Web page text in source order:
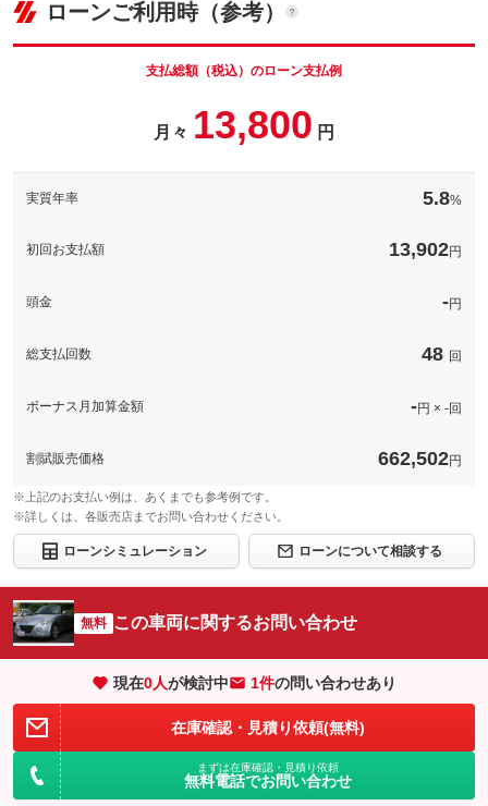
パック内容
す。※人気の数字等は、抽選になることがございます。ご了承く
パック内容
車両本体価ローンご利用時（参考）
支払総額（税込）のローン支払例
月々 13,800 円
実質年率 5.8%
初回お支払額 13,902円
頭金 -円
総支払回数 48 回
ボーナス月加算金額 -円 × -回
割賦販売価格 662,502円
※上記のお支払い例は、あくまでも参考例です。
※詳しくは、各販売店までお問い合わせください。
ローンシミュレーション ローンについて相談する
無料 この車両に関するお問い合わせ
現在0人が検討中 1件の問い合わせあり
在庫確認・見積り依頼(無料)
まずは在庫確認・見積り依頼
無料電話でお問い合わせ